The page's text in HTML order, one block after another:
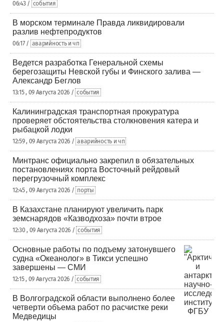
06:43 / события
В морском терминале Правда ликвидировали
разлив нефтепродуктов
06:17 / аварийность и чп
Ведется разработка Генеральной схемы
берегозащиты Невской губы и Финского залива —
Александр Беглов
13:15 , 09 Августа 2026 / события
Калининградская транспортная прокуратура
проверяет обстоятельства столкновения катера и
рыбацкой лодки
12:59 , 09 Августа 2026 / аварийность и чп
Минтранс официально закрепил в обязательных
постановлениях порта Восточный рейдовый
перегрузочный комплекс
12:45 , 09 Августа 2026 / порты
В Казахстане планируют увеличить парк
земснарядов «Казводхоза» почти втрое
12:30 , 09 Августа 2026 / события
Основные работы по подъему затонувшего
судна «Океанолог» в Тикси успешно
завершены — СМИ
12:15 , 09 Августа 2026 / события
В Волгоградской области выполнено более
четверти объема работ по расчистке реки
Медведицы